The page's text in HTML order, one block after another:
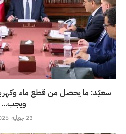
سعيّد: ما يحصل من قطع ماء
ويجب...
23 جويلية، 2026